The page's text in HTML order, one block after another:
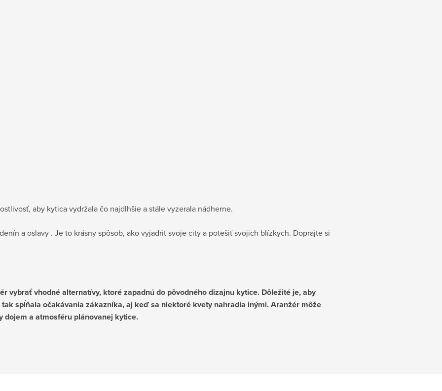
aby kytica vydržala čo najdlhšie a stále vyzerala nádherne.
a oslavy . Je to krásny spôsob, ako vyjadriť svoje city a potešiť svojich blízkych. Doprajte si
vybrať vhodné alternatívy, ktoré zapadnú do pôvodného dizajnu kytice. Dôležité je, aby
spĺňala očakávania zákazníka, aj keď sa niektoré kvety nahradia inými. Aranžér môže
dojem a atmosféru plánovanej kytice.